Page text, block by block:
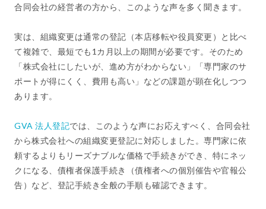
合同会社の経営者の方から、このような声を多く聞きます。
実は、組織変更は通常の登記（本店移転や役員変更）と比べ
て複雑で、最短でも1カ月以上の期間が必要です。そのため
「株式会社にしたいが、進め方がわからない」「専門家のサ
ポートが得にくく、費用も高い」などの課題が顕在化しつつ
あります。
GVA 法人登記では、このような声にお応えすべく、合同会社
から株式会社への組織変更登記に対応しました。専門家に依
頼するよりもリーズナブルな価格で手続きができ、特にネッ
クになる、債権者保護手続き（債権者への個別催告や官報公
告）など、登記手続き全般の手順も確認できます。